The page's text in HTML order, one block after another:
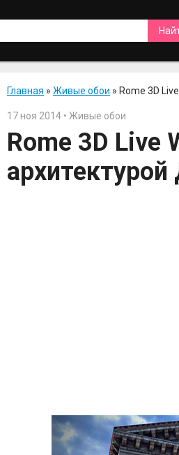
Главная » Живые обои » Rome 3D
17 ноя 2014 • Живые обои
Rome 3D Live